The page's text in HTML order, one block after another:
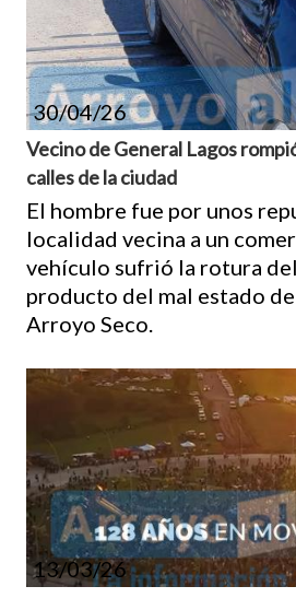
30/04/26
Vecino de General Lagos
calles de la ciudad
El hombre fue por unos
localidad vecina a un
vehículo sufrió la rotura
producto del mal estado
Arroyo Seco.
13/03/26